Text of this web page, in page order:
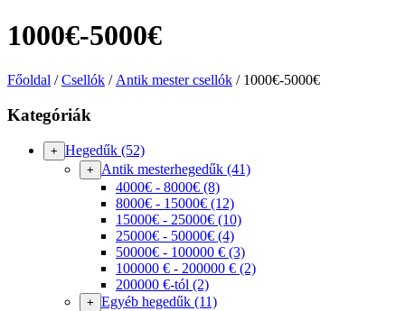
1000€-5000€
Főoldal /Csellók / Antik mester csellók / 1000€-5000€
Kategóriák
+ Hegedűk (52)
+ Antik mesterhegedűk (41)
4000€ - 8000€ (8)
8000€ - 15000€ (12)
15000€ - 25000€ (10)
25000€ - 50000€ (4)
50000€ - 100000 € (3)
100000 € - 200000 € (2)
200000 €-tól (2)
+ Egyéb hegedűk (11)